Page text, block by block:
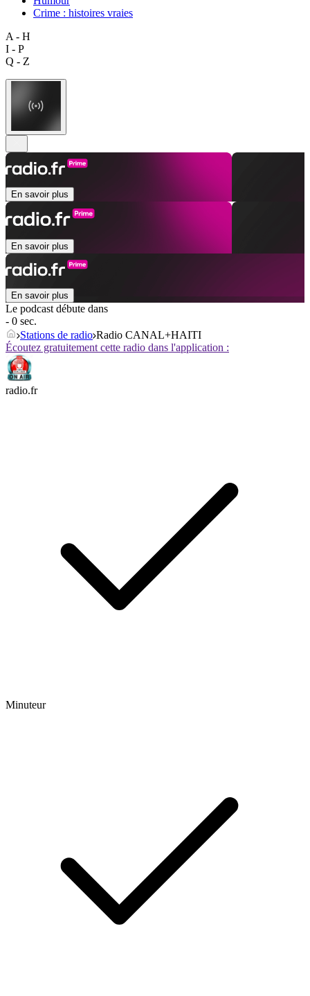
Crime : histoires vraies
A - H
I - P
Q - Z
En savoir plus
En savoir plus
En savoir plus
Le podcast débute dans
- 0 sec.
Stations de radio Radio CANAL+HAITI
Écoutez gratuitement cette radio dans l'application :
radio.fr
Minuteur